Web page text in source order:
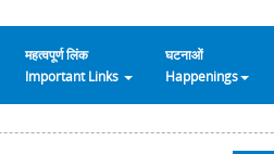
महत्वपूर्ण लिंक
Important Links
घटनाओं
Happenings